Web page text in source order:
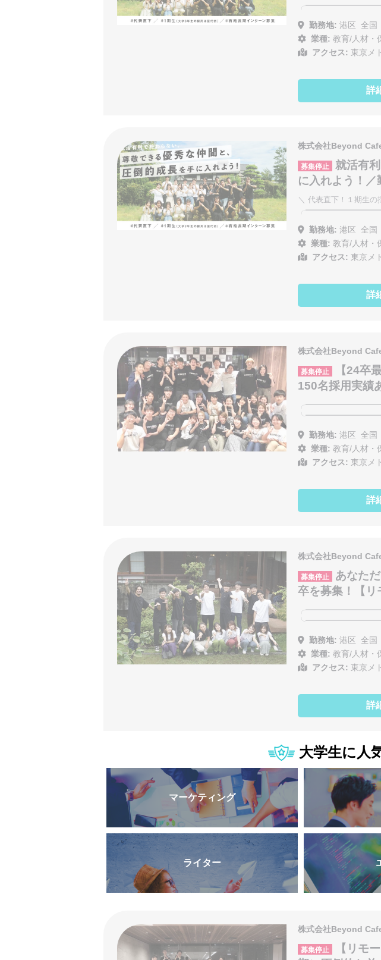
勤務地: 港区 全国
業種: 教育/人材・
アクセス: 東京メ
詳
株式会社Beyond
募集停止
就活有
に入れよう！
＼ 代表直下！１期生の
勤務地: 港区 全国
業種: 教育/人材・
アクセス: 東京メ
詳
株式会社Beyond
募集停止
【24卒
150名採用実績
勤務地: 港区 全国
業種: 教育/人材・
アクセス: 東京メ
詳
株式会社Beyond
募集停止
あなた
卒を募集！【
勤務地: 港区 全国
業種: 教育/人材・
アクセス: 東京メ
詳
大学生に人
マーケティング
ライター
株式会社Beyond
募集停止 【リモ